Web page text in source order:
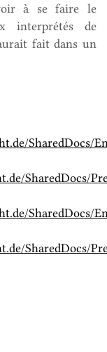
à se faire le
interprétés de
fait dans un
SharedDocs/
SharedDocs/
SharedDocs/
SharedDocs/